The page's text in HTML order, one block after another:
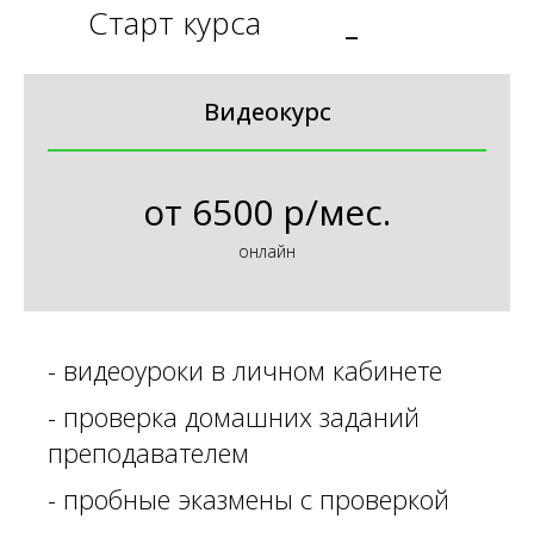
Старт курса
Видеокурс
от 6500 р/мес.
онлайн
- видеоуроки в личном кабинете
- проверка домашних заданий
преподавателем
- пробные эказмены с проверкой